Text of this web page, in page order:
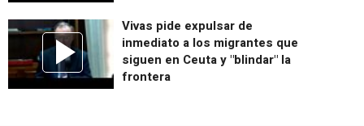
Vivas pide expulsar de
inmediato a los migrantes que
siguen en Ceuta y "blindar" la
frontera